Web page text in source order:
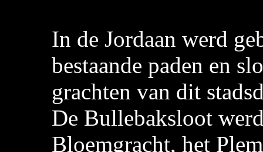
In de Jordaan werd
bestaande paden en
grachten van dit
De Bullebaksloot
Bloemgracht, het